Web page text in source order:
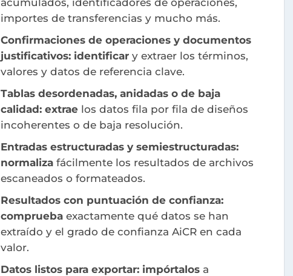
importes de transferencias y mucho más.
Confirmaciones de operaciones y documentos
justificativos: identificar y extraer los términos,
valores y datos de referencia clave.
Tablas desordenadas, anidadas o de baja
calidad: extrae los datos fila por fila de diseños
incoherentes o de baja resolución.
Entradas estructuradas y semiestructuradas:
normaliza fácilmente los resultados de archivos
escaneados o formateados.
Resultados con puntuación de confianza:
comprueba exactamente qué datos se han
extraído y el grado de confianza AiCR en cada
valor.
Datos listos para exportar: impórtalos a